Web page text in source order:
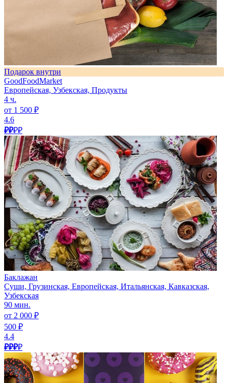
Подарок внутри
GoodFoodMarket
Европейская, Узбекская, Продукты
4 ч.
от 1 500 ₽
4.6
₽₽₽₽
Баклажан
Суши, Грузинская, Европейская, Итальянская, Кавказская,
Узбекская
90 мин.
от 2 000 ₽
500 ₽
4.4
₽₽₽₽